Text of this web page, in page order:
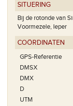
SITUERING
Bij de rotonde van
Voormezele, Ieper
COÖRDINATEN
GPS-Referentie
DMSX
DMX
D
UTM